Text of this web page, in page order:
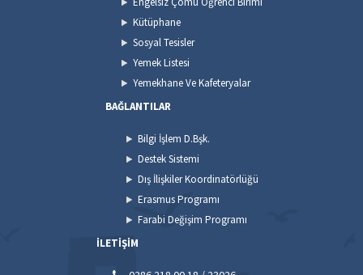
Kütüphane
Sosyal Tesisler
Yemek Listesi
Yemekhane Ve Kafeteryalar
BAĞLANTILAR
Bilgi İşlem D.Bşk.
Destek Sistemi
Dış İlişkiler Koordinatörlüğü
Erasmus Programı
Farabi Değişim Programı
İLETİŞİM